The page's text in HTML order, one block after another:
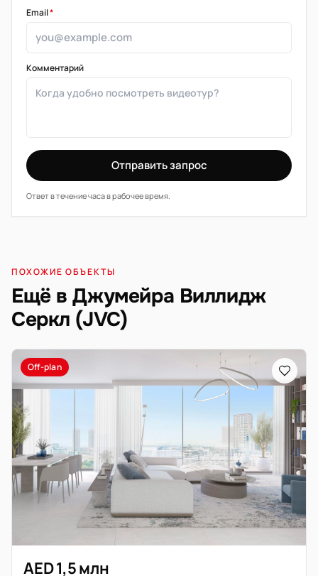
Email*
Комментарий
Отправить запрос
Ответ в течение часа в рабочее время.
ПОХОЖИЕ ОБЪЕКТЫ
Ещё в Джумейра Виллидж
Серкл (JVC)
Off-plan
AED 1,5 млн